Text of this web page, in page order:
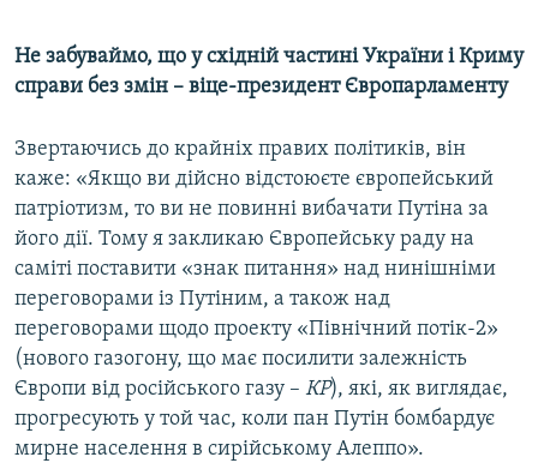
Не забуваймо, що у східній частині України і Криму
справи без змін – віце-президент Європарламенту
Звертаючись до крайніх правих політиків, він
каже: «Якщо ви дійсно відстоюєте європейський
патріотизм, то ви не повинні вибачати Путіна за
його дії. Тому я закликаю Європейську раду на
саміті поставити «знак питання» над нинішніми
переговорами із Путіним, а також над
переговорами щодо проекту «Північний потік-2»
(нового газогону, що має посилити залежність
Європи від російського газу – КР), які, як виглядає,
прогресують у той час, коли пан Путін бомбардує
мирне населення в сирійському Алеппо».